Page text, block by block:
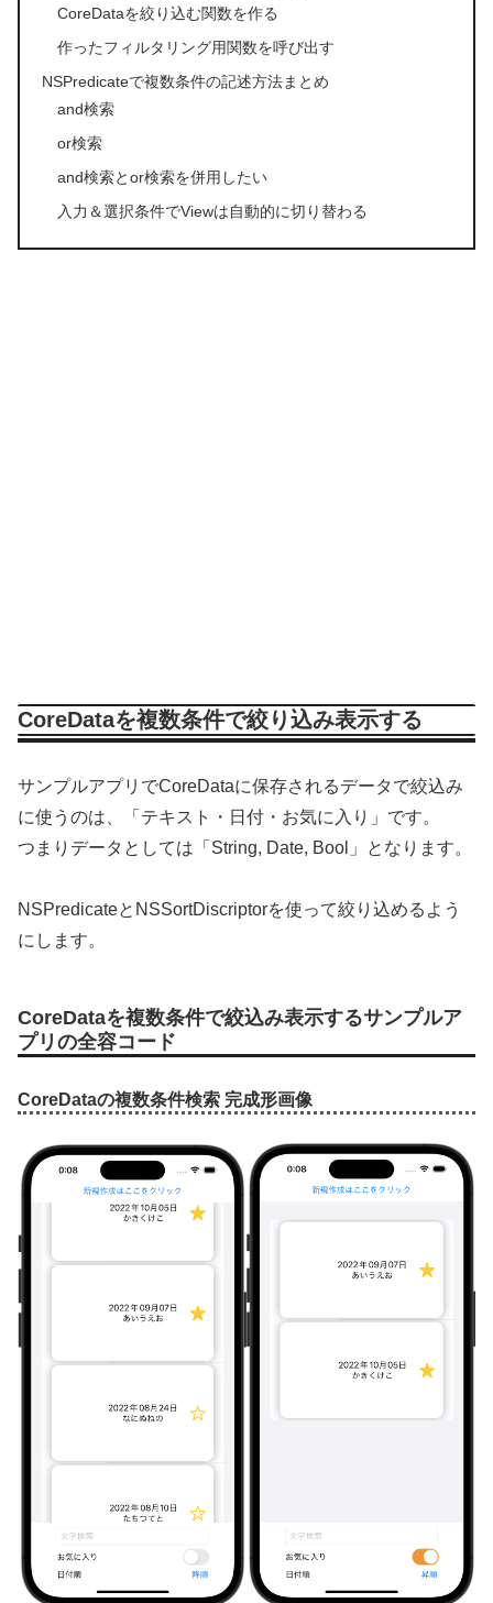
CoreDataを絞り込む関数を作る
作ったフィルタリング用関数を呼び出す
NSPredicateで複数条件の記述方法まとめ
and検索
or検索
and検索とor検索を併用したい
入力＆選択条件でViewは自動的に切り替わる
CoreDataを複数条件で絞り込み表示する
サンプルアプリでCoreDataに保存されるデータで絞込み
に使うのは、「テキスト・日付・お気に入り」です。
つまりデータとしては「String, Date, Bool」となります。
NSPredicateとNSSortDiscriptorを使って絞り込めるよう
にします。
CoreDataを複数条件で絞込み表示するサンプルア
プリの全容コード
CoreDataの複数条件検索 完成形画像